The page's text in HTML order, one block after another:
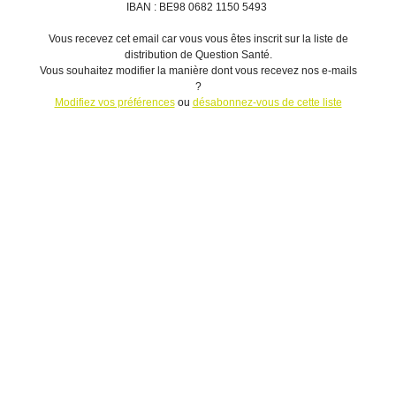
IBAN : BE98 0682 1150 5493
Vous recevez cet email car vous vous êtes inscrit sur la liste de
distribution de Question Santé.
Vous souhaitez modifier la manière dont vous recevez nos e-mails
?
Modifiez vos préférencesou désabonnez-vous de cette liste